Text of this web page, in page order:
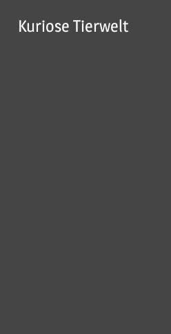
InhaltKuriose Tierwelt